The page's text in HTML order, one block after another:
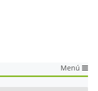
Menú